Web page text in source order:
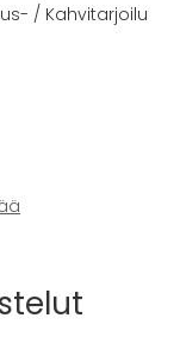
/ Kahvitarjoilu